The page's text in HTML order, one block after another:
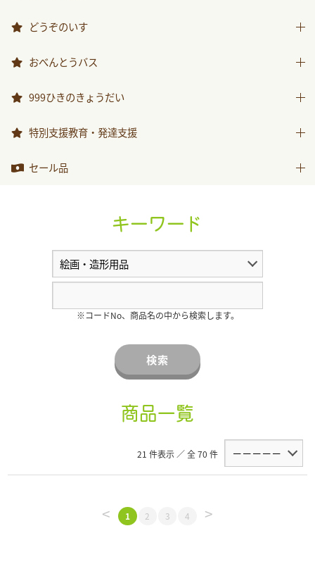
先生用ウェア
どうぞのいす
どうぞのいす
おべんとうバス
おべんとうバス
999ひきのきょうだい
999ひきのきょうだい
特別支援教育・発達支援
特別支援教育・発達支援
セール品
キーワード
※コードNo、商品名の中から検索します。
検索
商品一覧
21 件表示 ／ 全 70 件
< 1 2 3 4 >